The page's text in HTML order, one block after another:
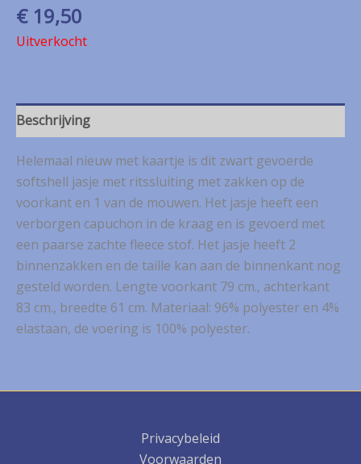
€19,50
Uitverkocht
Beschrijving
Helemaal nieuw met kaartje is dit zwart gevoerde
softshell jasje met ritssluiting met zakken op de
voorkant en 1 van de mouwen. Het jasje heeft een
verborgen capuchon in de kraag en is gevoerd met
een paarse zachte fleece stof. Het jasje heeft 2
binnenzakken en de taille kan aan de binnenkant nog
gesteld worden. Lengte voorkant 79 cm., achterkant
83 cm., breedte 61 cm. Materiaal: 96% polyester en 4%
elastaan, de voering is 100% polyester.
Privacybeleid
Voorwaarden